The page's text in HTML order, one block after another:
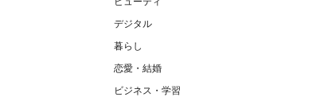
デジタル
暮らし
恋愛・結婚
ビジネス・学習